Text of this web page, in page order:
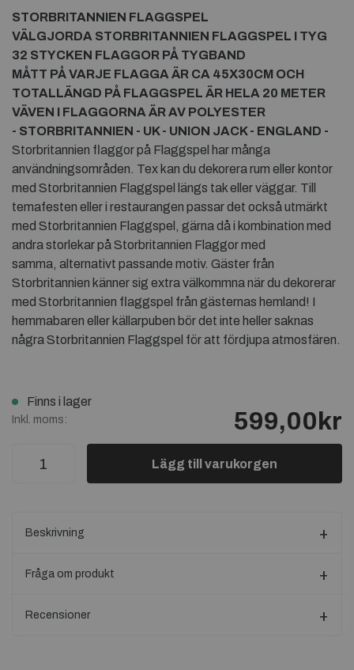
STORBRITANNIEN FLAGGSPEL
VÄLGJORDA STORBRITANNIEN FLAGGSPEL I TYG
32 STYCKEN FLAGGOR PÅ TYGBAND
MÅTT PÅ VARJE FLAGGA ÄR CA 45X30CM OCH
TOTALLÄNGD PÅ FLAGGSPEL ÄR HELA 20 METER
VÄVEN I FLAGGORNA ÄR AV POLYESTER
- STORBRITANNIEN - UK - UNION JACK - ENGLAND -
Storbritannien flaggor på Flaggspel har många
användningsområden. Tex kan du dekorera rum eller kontor
med Storbritannien Flaggspel längs tak eller väggar. Till
temafesten eller i restaurangen passar det också utmärkt
med Storbritannien Flaggspel, gärna då i kombination med
andra storlekar på Storbritannien Flaggor med
samma, alternativt passande motiv. Gäster från
Storbritannien känner sig extra välkommna när du dekorerar
med Storbritannien flaggspel från gästernas hemland! I
hemmabaren eller källarpuben bör det inte heller saknas
några Storbritannien Flaggspel för att fördjupa atmosfären.
Finns i lager
Inkl. moms: 599,00kr
Lägg till varukorgen
Beskrivning
Fråga om produkt
Recensioner